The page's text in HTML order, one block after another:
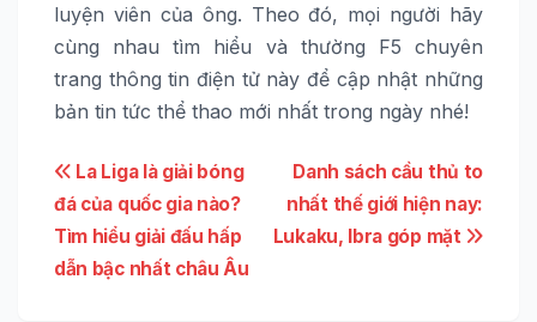
luyện viên của ông. Theo đó, mọi người hãy
cùng nhau tìm hiểu và thường F5 chuyên
trang thông tin điện tử này để cập nhật những
bản tin tức thể thao mới nhất trong ngày nhé!
Điều
hướng
bài
Danh sách cầu thủ to
nhất thế giới hiện nay:
Lukaku, Ibra góp mặt
La Liga là giải bóng
đá của quốc gia nào?
Tìm hiểu giải đấu hấp
dẫn bậc nhất châu Âu